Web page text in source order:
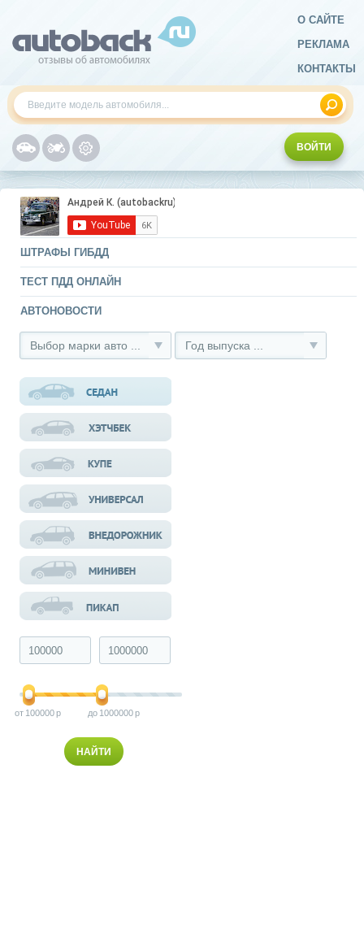
О САЙТЕ
РЕКЛАМА
КОНТАКТЫ
ВОЙТИ
ШТРАФЫ ГИБДД
ТЕСТ ПДД ОНЛАЙН
АВТОНОВОСТИ
Выбор марки авто ... Год выпуска ...
100000 1000000